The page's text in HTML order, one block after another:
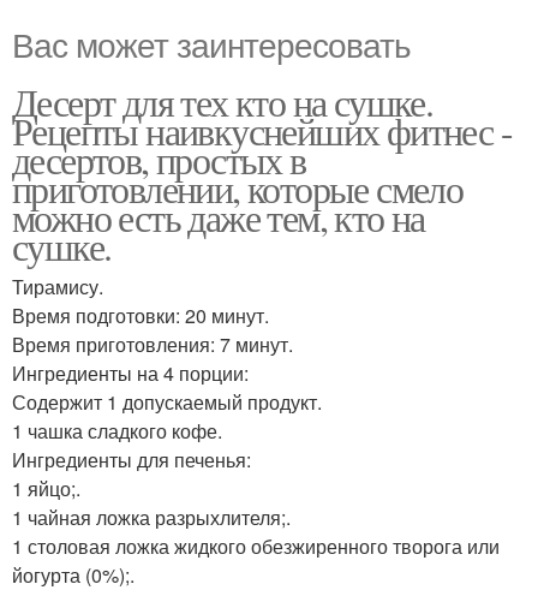
Вас может заинтересовать
Десерт для тех кто на сушке.
Рецепты наивкуснейших фитнес -
десертов, простых в
приготовлении, которые смело
можно есть даже тем, кто на
сушке.
Тирамису.
Время подготовки: 20 минут.
Время приготовления: 7 минут.
Ингредиенты на 4 порции:
Содержит 1 допускаемый продукт.
1 чашка сладкого кофе.
Ингредиенты для печенья:
1 яйцо;.
1 чайная ложка разрыхлителя;.
1 столовая ложка жидкого обезжиренного творога или
йогурта (0%);.